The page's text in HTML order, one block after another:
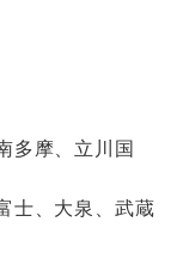
多摩、立川国
士、大泉、武蔵